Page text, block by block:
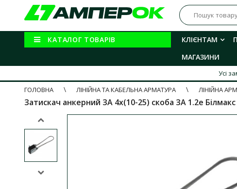
КАТАЛОГ ТОВАРІВ КЛІЄНТАМ
МАГАЗИНИ
Усі
ГОЛОВНА
ЛІНІЙНА ТА КАБЕЛЬНА АРМАТУРА ЛІНІЙНА
Затискач анкерний ЗА 4х(10-25) скоба ЗА 1.2е